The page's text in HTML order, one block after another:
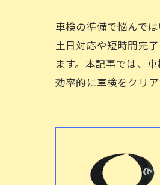
車検の準備で悩んで
土日対応や短時間完
ます。本記事では、
効率的に車検をクリア